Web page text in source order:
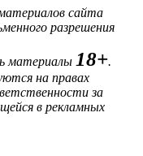
сайта
разрешения
материалы 18+.
на правах
за
в рекламных